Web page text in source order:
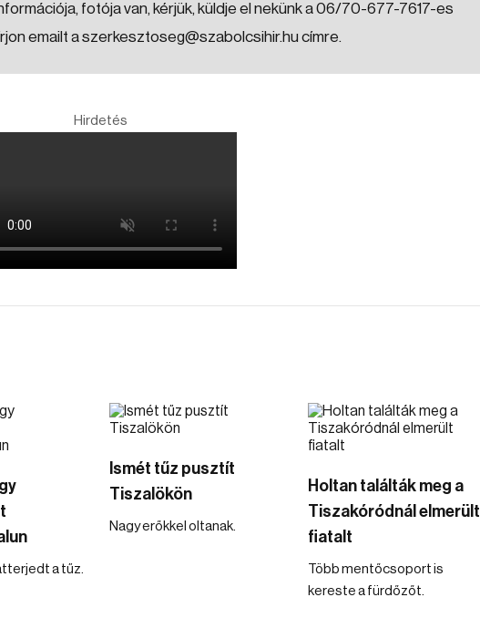
fotója van, kérjük, küldje el nekünk a 06/70-677-7617-es
emailt a szerkesztoseg@szabolcsihir.hu címre.
Hirdetés
a tűz.
Ismét tűz pusztít
Tiszalökön
Nagy erőkkel oltanak.
Holtan találták meg a
Tiszakóródnál elmerült
fiatalt
Több mentőcsoport is
kereste a fürdőzőt.